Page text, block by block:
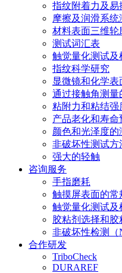
指纹附着力及易
摩擦及润滑系统
材料表面三维轮
测试词汇表
触觉量化测试及
指纹科学研究
显微镜和化学表
通过接触角测
粘附力和粘结强
产品老化和寿命
颜色和光泽度的
非破坏性测试方
强大的轻触
咨询服务
手指磨耗
触摸屏表面的常
触觉量化测试及
胶粘剂选择和胶
非破坏性检测
合作研发
TriboCheck
DURAREF